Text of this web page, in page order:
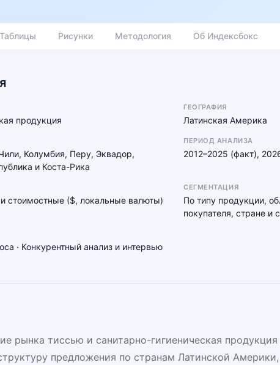
Таблицы Рисунки Методология Об Индексбокс
продукция
ГЕОГРАФИЯ
Латинская Америка
Колумбия, Перу, Эквадор,
и Коста-Рика
ПЕРИОД АНАЛИЗА
2012–2025 (факт),
стоимостные ($, локальные валюты)
СЕГМЕНТАЦИЯ
По типу продукции,
покупателя, стране и
· Конкурентный анализ и интервью
рынка тиссью и санитарно-гигиеническая
предложения по странам Латинской